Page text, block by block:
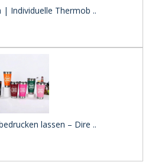
| Individuelle Thermob ..
lassen – Dire ..